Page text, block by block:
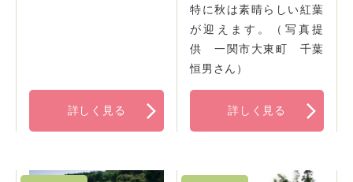
詳しく見る
特に秋は素晴らしい紅葉
が迎えます。（写真提
供 一関市大東町 千葉
恒男さん）
詳しく見る